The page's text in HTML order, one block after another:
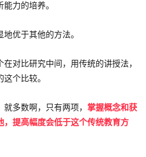
力的培养。
优于其他的方法。
对比研究中间，用传统的讲授法，
个比较。
多数啊，只有两项， 掌握概念和获
，提高幅度会低于这个传统教育方